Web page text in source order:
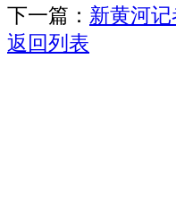
下一篇： 新黄河
返回列表